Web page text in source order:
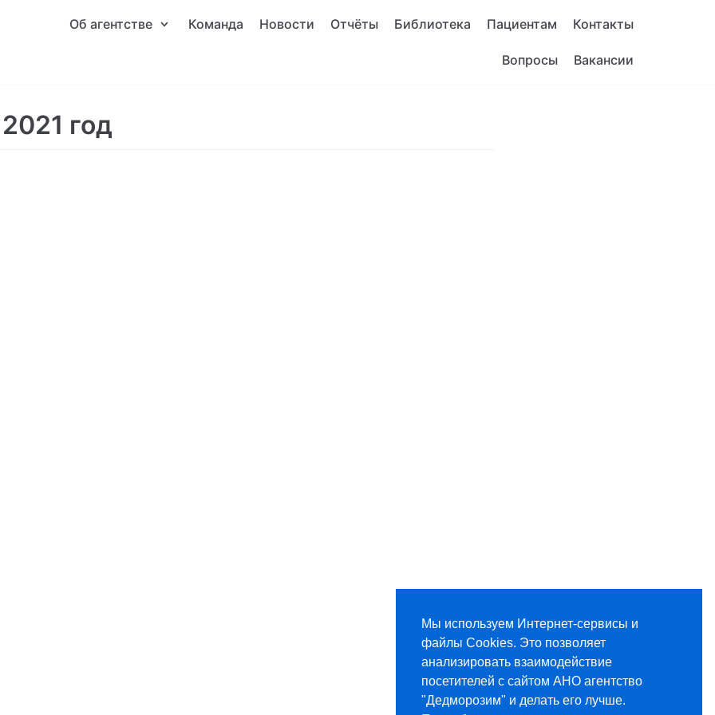
Об агентстве Команда Новости Отчёты Библиотека Пациентам Контакты
Вопросы Вакансии
год
Мы используем Интернет-сервисы и
файлы Cookies. Это позволяет
анализировать взаимодействие
посетителей с сайтом АНО агентство
"Дедморозим" и делать его лучше.